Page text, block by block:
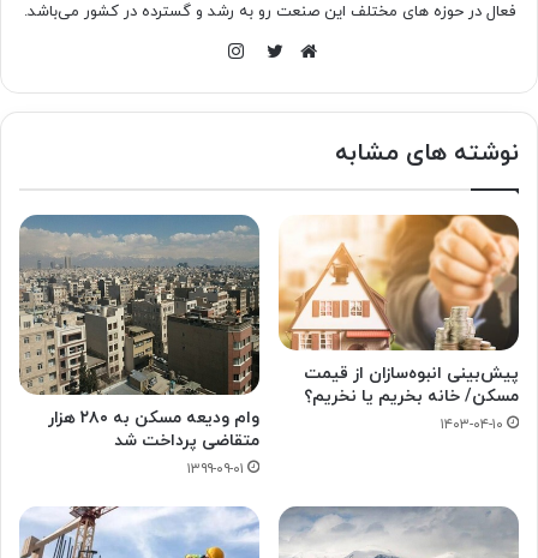
فعال در حوزه های مختلف این صنعت رو به رشد و گسترده در کشور می‌باشد.
نوشته های مشابه
پیش‌بینی انبوه‌سازان از قیمت
مسکن/ خانه بخریم یا نخریم؟
۱۴۰۳-۰۴-۱۰
وام ودیعه مسکن به ۲۸۰ هزار
متقاضی پرداخت شد
۱۳۹۹-۰۹-۰۱